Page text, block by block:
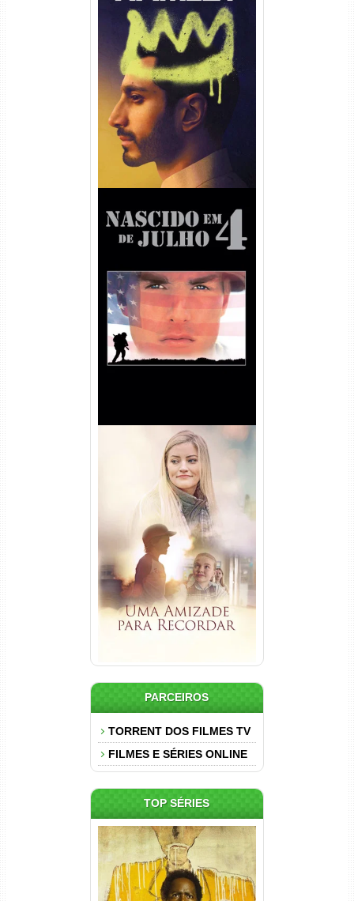
Hamlet Torrent (2026) WEB-
DL 1080p Dual Áudio
Nascido em 4 de Julho
Torrent (1989) WEB-DL 1080p
Dual Áudio
Uma Amizade para Recordar
Torrent (2025) WEB-DL 1080p
Dual Áudio
PARCEIROS
TORRENT DOS FILMES TV
FILMES E SÉRIES ONLINE
TOP SÉRIES